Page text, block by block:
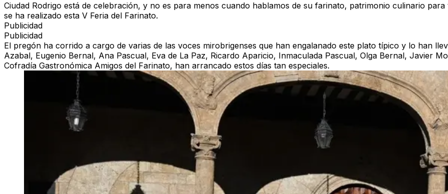
Ciudad Rodrigo está de celebración, y no es para menos cuando hablamos de su farinato, patrimonio culinario
se ha realizado esta V Feria del Farinato.
Publicidad
Publicidad
El pregón ha corrido a cargo de varias de las voces mirobrigenses que han engalanado este plato típico y lo han
Azabal, Eugenio Bernal, Ana Pascual, Eva de La Paz, Ricardo Aparicio, Inmaculada Pascual, Olga Bernal, Javier
Cofradía Gastronómica Amigos del Farinato, han arrancado estos días tan especiales.